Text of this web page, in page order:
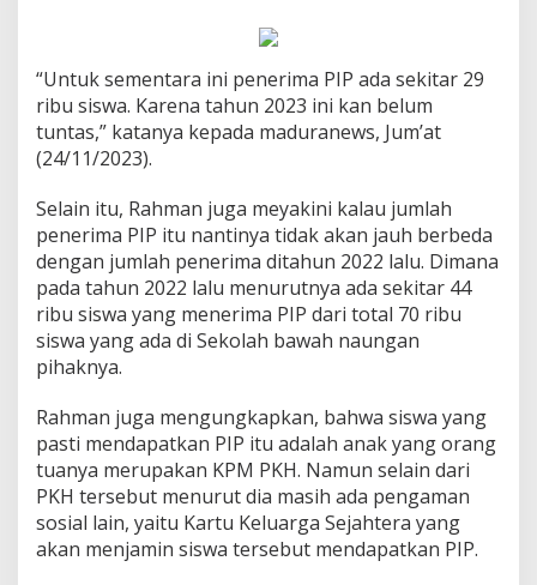
“Untuk sementara ini penerima PIP ada sekitar 29
ribu siswa. Karena tahun 2023 ini kan belum
tuntas,” katanya kepada maduranews, Jum’at
(24/11/2023).
Selain itu, Rahman juga meyakini kalau jumlah
penerima PIP itu nantinya tidak akan jauh berbeda
dengan jumlah penerima ditahun 2022 lalu. Dimana
pada tahun 2022 lalu menurutnya ada sekitar 44
ribu siswa yang menerima PIP dari total 70 ribu
siswa yang ada di Sekolah bawah naungan
pihaknya.
Rahman juga mengungkapkan, bahwa siswa yang
pasti mendapatkan PIP itu adalah anak yang orang
tuanya merupakan KPM PKH. Namun selain dari
PKH tersebut menurut dia masih ada pengaman
sosial lain, yaitu Kartu Keluarga Sejahtera yang
akan menjamin siswa tersebut mendapatkan PIP.